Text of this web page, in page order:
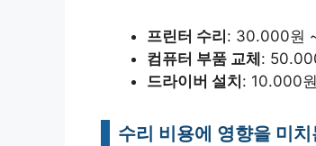
프린터 수리: 30.000원
컴퓨터 부품 교체:
드라이버 설치: 10.000
수리 비용에 영향을 미